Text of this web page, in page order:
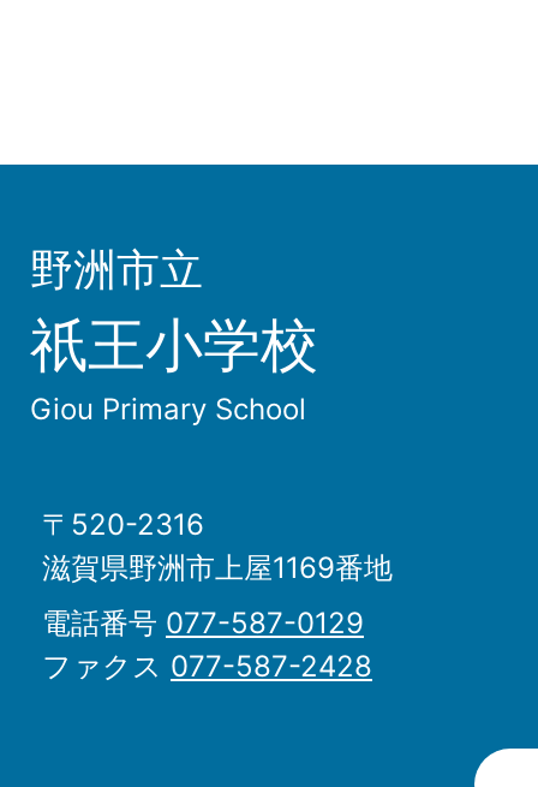
野洲市立
祇王小学校
Giou Primary School
〒520-2316
滋賀県野洲市上屋1169番地
電話番号 077-587-0129
ファクス 077-587-2428